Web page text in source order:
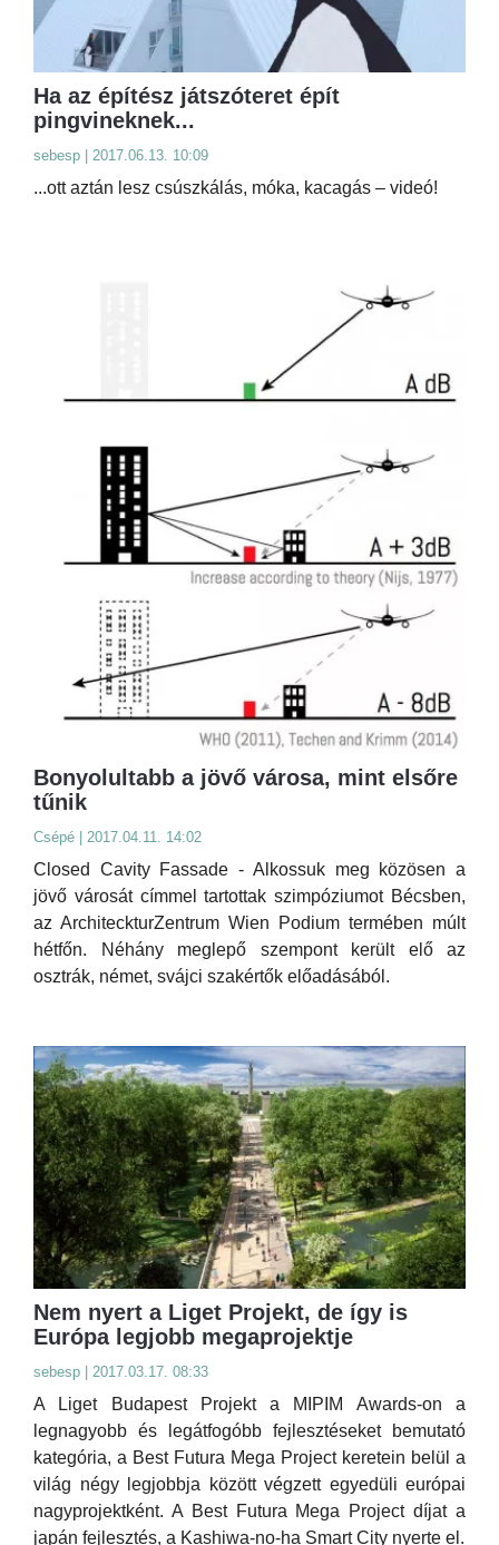
Ha az építész játszóteret épít
pingvineknek...
sebesp | 2017.06.13. 10:09
...ott aztán lesz csúszkálás, móka, kacagás – videó!
Bonyolultabb a jövő városa, mint elsőre
tűnik
Csépé | 2017.04.11. 14:02
Closed Cavity Fassade - Alkossuk meg közösen a
jövő városát címmel tartottak szimpóziumot Bécsben,
az ArchiteckturZentrum Wien Podium termében múlt
hétfőn. Néhány meglepő szempont került elő az
osztrák, német, svájci szakértők előadásából.
Nem nyert a Liget Projekt, de így is
Európa legjobb megaprojektje
sebesp | 2017.03.17. 08:33
A Liget Budapest Projekt a MIPIM Awards-on a
legnagyobb és legátfogóbb fejlesztéseket bemutató
kategória, a Best Futura Mega Project keretein belül a
világ négy legjobbja között végzett egyedüli európai
nagyprojektként. A Best Futura Mega Project díjat a
japán fejlesztés, a Kashiwa-no-ha Smart City nyerte el.